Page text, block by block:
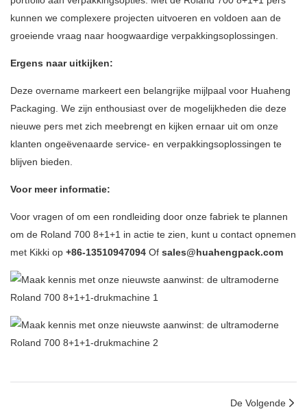
kunnen we complexere projecten uitvoeren en voldoen aan de
groeiende vraag naar hoogwaardige verpakkingsoplossingen.
Ergens naar uitkijken:
Deze overname markeert een belangrijke mijlpaal voor Huaheng
Packaging. We zijn enthousiast over de mogelijkheden die deze
nieuwe pers met zich meebrengt en kijken ernaar uit om onze
klanten ongeëvenaarde service- en verpakkingsoplossingen te
blijven bieden.
Voor meer informatie:
Voor vragen of om een ​​rondleiding door onze fabriek te plannen
om de Roland 700 8+1+1 in actie te zien, kunt u contact opnemen
met Kikki op +86-13510947094 Of sales@huahengpack.com
De Volgende